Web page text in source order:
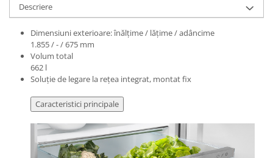
Descriere
Dimensiuni exterioare: înălțime / lățime / adâncime
1.855 / - / 675 mm
Volum total
662 l
Soluţie de legare la reţea integrat, montat fix
Caracteristici principale